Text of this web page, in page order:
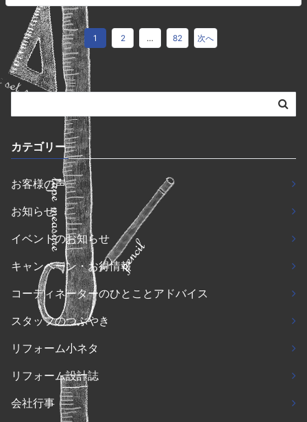
1 2 … 82 次へ
カテゴリー
お客様の声
お知らせ
イベントのお知らせ
キャンペーン・お得情報
コーディネーターのひとことアドバイス
スタッフのつぶやき
リフォーム小ネタ
リフォーム設計誌
会社行事